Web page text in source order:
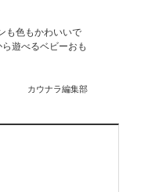
も色もかわいいで
遊べるベビーおも
カウナラ編集部